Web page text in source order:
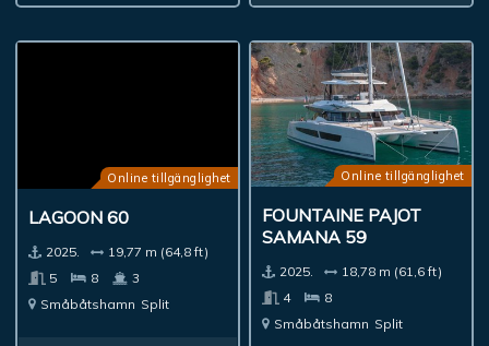
Online tillgänglighet
LAGOON 60
2025.
19,77 m (64,8 ft)
5
8
3
Småbåtshamn Split
Online tillgänglighet
FOUNTAINE PAJOT
SAMANA 59
2025.
18,78 m (61,6 ft)
4
8
Småbåtshamn Split